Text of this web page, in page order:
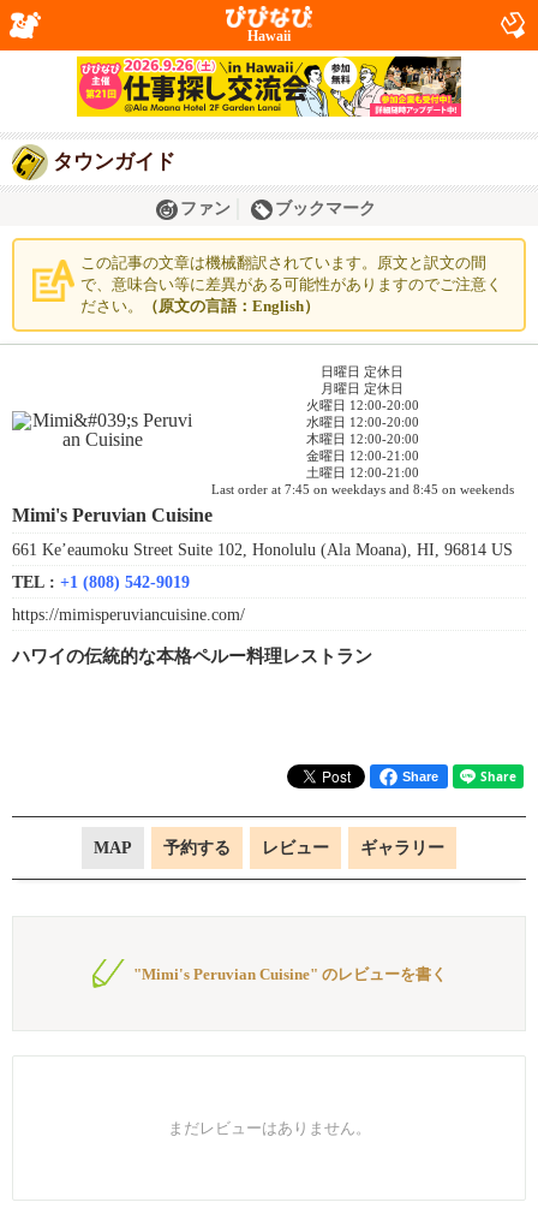
Hawaii
タウンガイド
ファン ブックマーク
この記事の文章は機械翻訳されています。原文と訳文の間
で、意味合い等に差異がある可能性がありますのでご注意く
ださい。
（原文の言語：English）
日曜日 定休日
月曜日 定休日
火曜日 12:00-20:00
水曜日 12:00-20:00
木曜日 12:00-20:00
金曜日 12:00-21:00
土曜日 12:00-21:00
Last order at 7:45 on weekdays and 8:45 on weekends
Mimi's Peruvian Cuisine
661 Ke’eaumoku Street Suite 102, Honolulu (Ala Moana), HI, 96814 US
TEL : +1 (808) 542-9019
https://mimisperuviancuisine.com/
ハワイの伝統的な本格ペルー料理レストラン
Share
MAP 予約する レビュー ギャラリー
"Mimi's Peruvian Cuisine" のレビューを書く
まだレビューはありません。